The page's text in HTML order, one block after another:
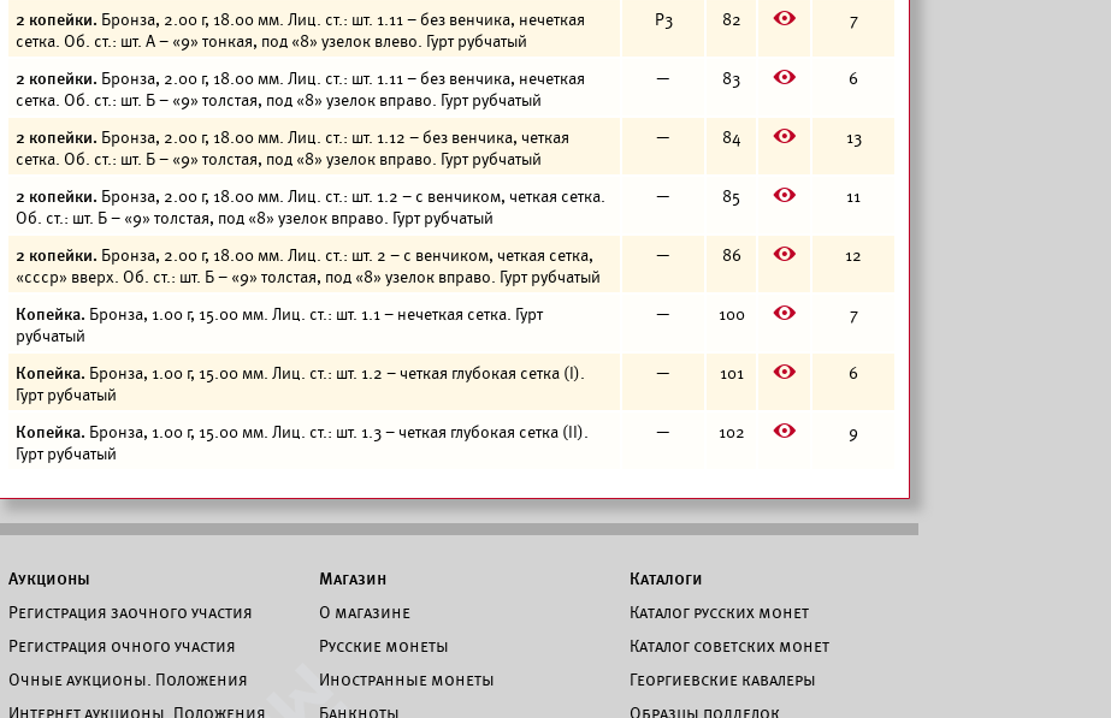
2 копейки. Бронза, 2.00 г, 18.00 мм. Лиц. ст.: шт. 1.11 – без венчика, нечеткая
сетка. Об. ст.: шт. А – «9» тонкая, под «8» узелок влево. Гурт рубчатый
Р3 82 E 7
2 копейки. Бронза, 2.00 г, 18.00 мм. Лиц. ст.: шт. 1.11 – без венчика, нечеткая
сетка. Об. ст.: шт. Б – «9» толстая, под «8» узелок вправо. Гурт рубчатый
— 83 E 6
2 копейки. Бронза, 2.00 г, 18.00 мм. Лиц. ст.: шт. 1.12 – без венчика, четкая
сетка. Об. ст.: шт. Б – «9» толстая, под «8» узелок вправо. Гурт рубчатый
— 84 E 13
2 копейки. Бронза, 2.00 г, 18.00 мм. Лиц. ст.: шт. 1.2 – с венчиком, четкая сетка.
Об. ст.: шт. Б – «9» толстая, под «8» узелок вправо. Гурт рубчатый
— 85 E 11
2 копейки. Бронза, 2.00 г, 18.00 мм. Лиц. ст.: шт. 2 – с венчиком, четкая сетка,
«ссср» вверх. Об. ст.: шт. Б – «9» толстая, под «8» узелок вправо. Гурт рубчатый
— 86 E 12
Копейка. Бронза, 1.00 г, 15.00 мм. Лиц. ст.: шт. 1.1 – нечеткая сетка. Гурт
рубчатый
— 100 E 7
Копейка. Бронза, 1.00 г, 15.00 мм. Лиц. ст.: шт. 1.2 – четкая глубокая сетка (I).
Гурт рубчатый
— 101 E 6
Копейка. Бронза, 1.00 г, 15.00 мм. Лиц. ст.: шт. 1.3 – четкая глубокая сетка (II).
Гурт рубчатый
— 102 E 9
Аукционы
Регистрация заочного участия
Регистрация очного участия
Очные аукционы. Положения
Интернет аукционы. Положения
Магазин
О магазине
Русские монеты
Иностранные монеты
Банкноты
Каталоги
Каталог русских монет
Каталог советских монет
Георгиевские кавалеры
Образцы подделок